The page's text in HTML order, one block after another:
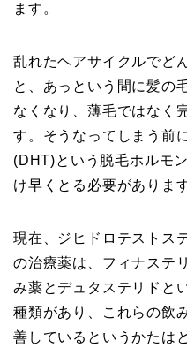
ます。
乱れたヘアサイクルでど
と、あっという間に髪の
なくなり、薄毛ではなく
す。そうなってしまう前
(DHT)という脱毛ホルモ
け早くとる必要があります
現在、ジヒドロテストス
の治療薬は、フィナステ
み薬とデュタステリドと
種類があり、これらの飲
善しているというかたは